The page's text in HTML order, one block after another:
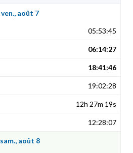
ven., août 7
05:53:45
06:14:27
18:41:46
19:02:28
12h 27m 19s
12:28:07
sam., août 8